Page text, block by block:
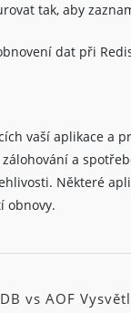
tak, aby
dat při
vaší aplikace a
a
Některé
obnovy.
vs AOF